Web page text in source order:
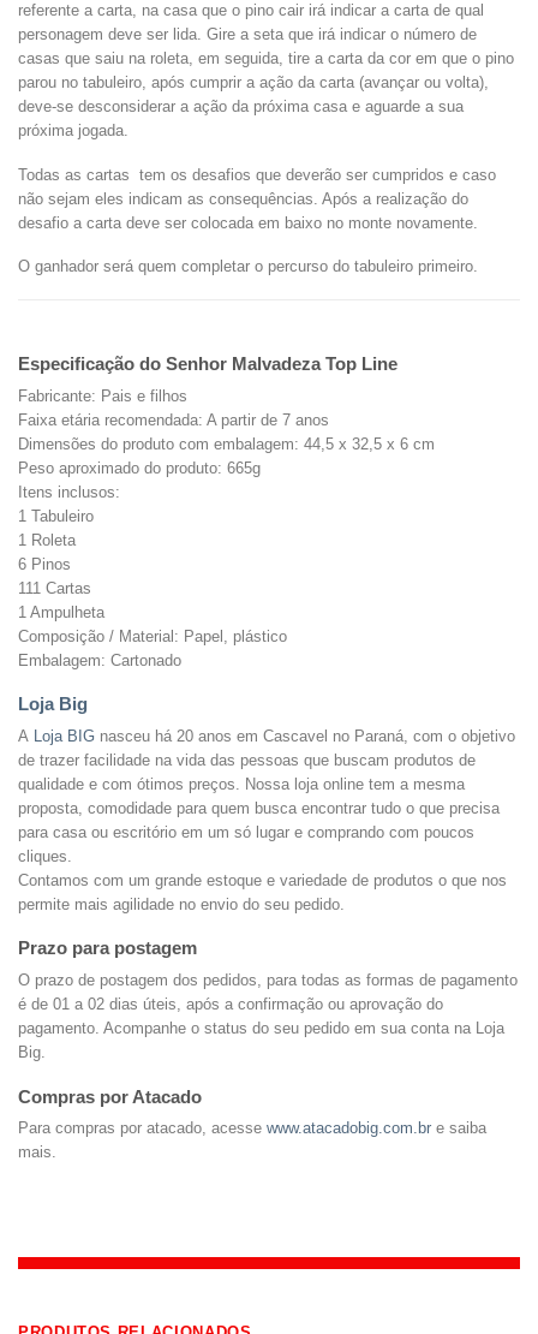
referente a carta, na casa que o pino cair irá indicar a carta de qual
personagem deve ser lida. Gire a seta que irá indicar o número de
casas que saiu na roleta, em seguida, tire a carta da cor em que o pino
parou no tabuleiro, após cumprir a ação da carta (avançar ou volta),
deve-se desconsiderar a ação da próxima casa e aguarde a sua
próxima jogada.
Todas as cartas tem os desafios que deverão ser cumpridos e caso
não sejam eles indicam as consequências. Após a realização do
desafio a carta deve ser colocada em baixo no monte novamente.
O ganhador será quem completar o percurso do tabuleiro primeiro.
Especificação do Senhor Malvadeza Top Line
Fabricante: Pais e filhos
Faixa etária recomendada: A partir de 7 anos
Dimensões do produto com embalagem: 44,5 x 32,5 x 6 cm
Peso aproximado do produto: 665g
Itens inclusos:
1 Tabuleiro
1 Roleta
6 Pinos
111 Cartas
1 Ampulheta
Composição / Material: Papel, plástico
Embalagem: Cartonado
Loja Big
A Loja BIG nasceu há 20 anos em Cascavel no Paraná, com o objetivo
de trazer facilidade na vida das pessoas que buscam produtos de
qualidade e com ótimos preços. Nossa loja online tem a mesma
proposta, comodidade para quem busca encontrar tudo o que precisa
para casa ou escritório em um só lugar e comprando com poucos
cliques.
Contamos com um grande estoque e variedade de produtos o que nos
permite mais agilidade no envio do seu pedido.
Prazo para postagem
O prazo de postagem dos pedidos, para todas as formas de pagamento
é de 01 a 02 dias úteis, após a confirmação ou aprovação do
pagamento. Acompanhe o status do seu pedido em sua conta na Loja
Big.
Compras por Atacado
Para compras por atacado, acesse www.atacadobig.com.br e saiba
mais.